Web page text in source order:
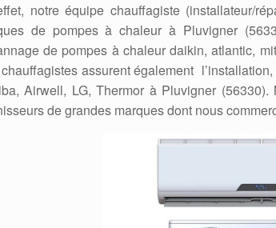
notre équipe chauffagiste (installateur/
de pompes à chaleur à Pluvigner
de pompes à chaleur daikin, atlantic,
assurent également
Airwell, LG, Thermor à Pluvigner
de grandes marques dont nous